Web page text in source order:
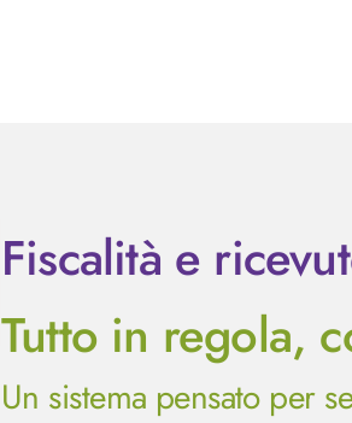
Fiscalità e
Tutto in regola,
Un sistema pensato per